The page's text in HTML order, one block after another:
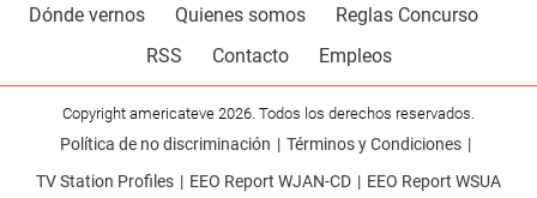
Dónde vernos Quienes somos
Reglas Concurso
RSS
Contacto Empleos
Copyright americateve 2026. Todos los derechos reservados.
Política de no discriminación
Términos y Condiciones
TV Station Profiles
EEO Report WJAN-CD EEO Report WSUA